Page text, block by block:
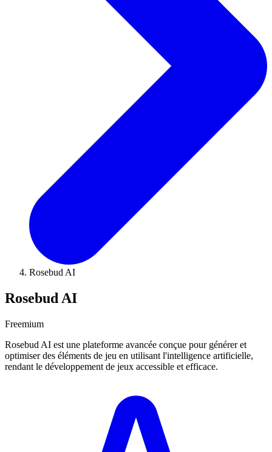
Rosebud AI
Rosebud AI
Freemium
Rosebud AI est une plateforme avancée conçue pour générer et
optimiser des éléments de jeu en utilisant l'intelligence artificielle,
rendant le développement de jeux accessible et efficace.